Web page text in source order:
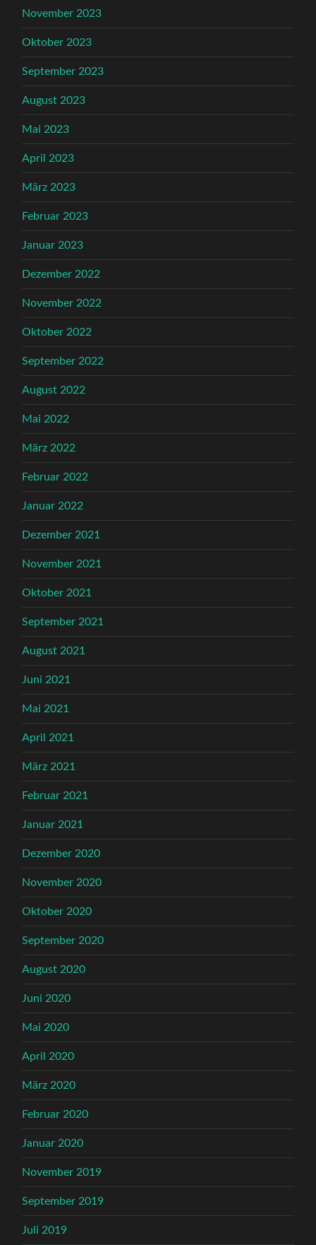
November 2023
Oktober 2023
September 2023
August 2023
Mai 2023
April 2023
März 2023
Februar 2023
Januar 2023
Dezember 2022
November 2022
Oktober 2022
September 2022
August 2022
Mai 2022
März 2022
Februar 2022
Januar 2022
Dezember 2021
November 2021
Oktober 2021
September 2021
August 2021
Juni 2021
Mai 2021
April 2021
März 2021
Februar 2021
Januar 2021
Dezember 2020
November 2020
Oktober 2020
September 2020
August 2020
Juni 2020
Mai 2020
April 2020
März 2020
Februar 2020
Januar 2020
November 2019
September 2019
Juli 2019